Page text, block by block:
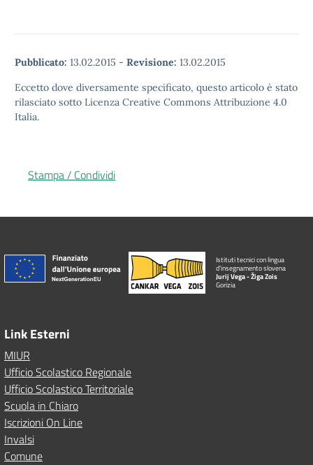
Pubblicato: 13.02.2015 - Revisione: 13.02.2015
Eccetto dove diversamente specificato, questo articolo è stato
rilasciato sotto Licenza Creative Commons Attribuzione 4.0
Italia.
Stampa / Condividi
Istituti tecnici con lingua
d'insegnamento slovena
Jurij Vega - Žiga Zois
Gorizia
Link Esterni
MIUR
Ufficio Scolastico Regionale
Ufficio Scolastico Territoriale
Scuola in Chiaro
Iscrizioni On Line
Invalsi
Comune